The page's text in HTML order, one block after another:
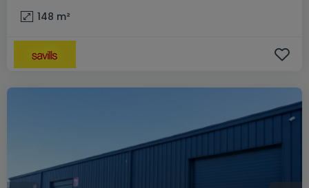
148 m²